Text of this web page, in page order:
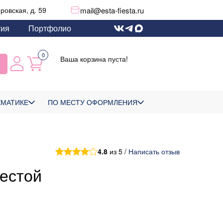
д. 59 mail@esta-fiesta.ru
Портфолио
0 Ваша корзина пуста!
ПО МЕСТУ ОФОРМЛЕНИЯ
4.8 из 5 / Написать отзыв